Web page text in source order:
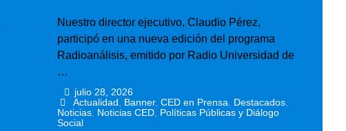
Nuestro director ejecutivo, Claudio Pérez,
participó en una nueva edición del programa
Radioanálisis, emitido por Radio Universidad de
…
julio 28, 2026
Actualidad Banner,CED en Prensa Destacados
Noticias, Noticias CED, Políticas Públicas y Diálogo
Social